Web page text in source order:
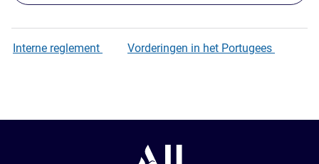
Interne reglement Vorderingen in het Portugees